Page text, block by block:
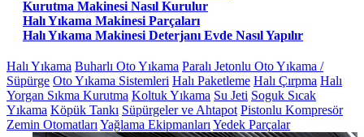
Kurutma Makinesi Nasıl Kurulur
Halı Yıkama Makinesi Parçaları
Halı Yıkama Makinesi Deterjanı Evde Nasıl Yapılır
Halı Yıkama Buharlı Oto Yıkama Paralı Jetonlu Oto Yıkama /
Süpürge Oto Yıkama Sistemleri Halı Paketleme Halı Çırpma Halı
Yorgan Sıkma Kurutma Koltuk Yıkama Su Jeti Soguk Sıcak
Yıkama Köpük Tankı Süpürgeler ve Ahtapot Pistonlu Kompresör
Zemin Otomatları Yağlama Ekipmanları Yedek Parçalar